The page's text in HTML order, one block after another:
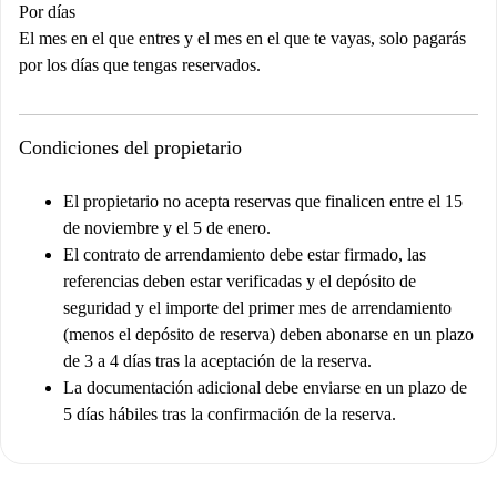
Por días
El mes en el que entres y el mes en el que te vayas, solo pagarás
por los días que tengas reservados.
Condiciones del propietario
El propietario no acepta reservas que finalicen entre el 15
de noviembre y el 5 de enero.
El contrato de arrendamiento debe estar firmado, las
referencias deben estar verificadas y el depósito de
seguridad y el importe del primer mes de arrendamiento
(menos el depósito de reserva) deben abonarse en un plazo
de 3 a 4 días tras la aceptación de la reserva.
La documentación adicional debe enviarse en un plazo de
5 días hábiles tras la confirmación de la reserva.